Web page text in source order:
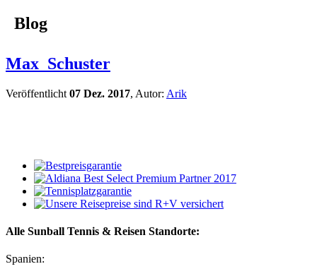
Blog
Max_Schuster
Veröffentlicht 07 Dez. 2017, Autor: Arik
Alle Sunball Tennis & Reisen Standorte:
Spanien: